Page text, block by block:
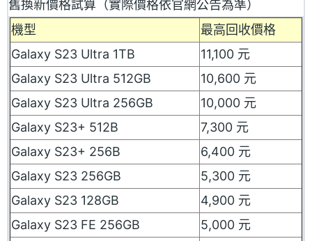
舊換新價格試算（實際價格依官網公告為準）
機型
最高回收價格
Galaxy S23 Ultra 1TB
11,100 元
Galaxy S23 Ultra 512GB
10,600 元
Galaxy S23 Ultra 256GB
10,000 元
Galaxy S23+ 512B
7,300 元
Galaxy S23+ 256B
6,400 元
Galaxy S23 256GB
5,300 元
Galaxy S23 128GB
4,900 元
Galaxy S23 FE 256GB
5,000 元